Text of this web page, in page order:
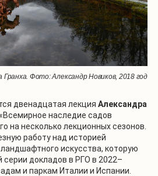
Гранха. Фото: Александр Новиков, 2018 год
двенадцатая лекция Александра
наследие садов
на несколько лекционных сезонов.
работу над историей
искусства, которую
серии докладов в РГО в 2022–
и паркам Италии и Испании.